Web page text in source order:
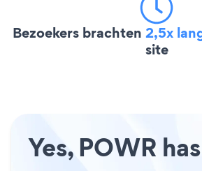
Bezoekers brachten 2,5x
site
Yes, POWR